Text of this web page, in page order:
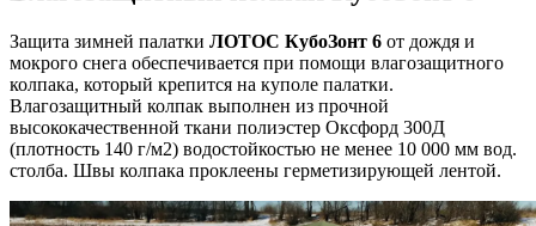
Защита зимней палатки ЛОТОС КубоЗонт 6 от дождя и
мокрого снега обеспечивается при помощи влагозащитного
колпака, который крепится на куполе палатки.
Влагозащитный колпак выполнен из прочной
высококачественной ткани полиэстер Оксфорд 300Д
(плотность 140 г/м2) водостойкостью не менее 10 000 мм вод.
столба. Швы колпака проклеены герметизирующей лентой.